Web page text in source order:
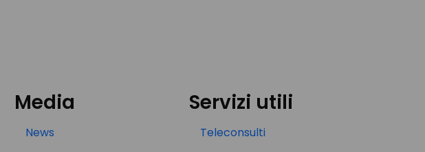
Media
News
Servizi utili
Teleconsulti